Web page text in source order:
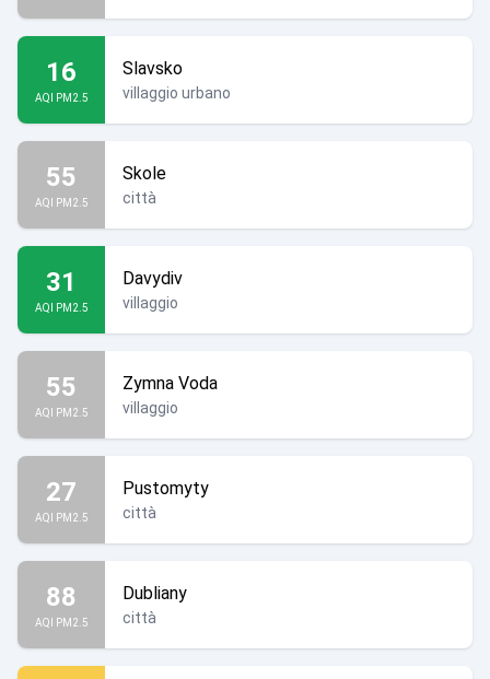
16
AQI PM2.5
Slavsko
villaggio urbano
55
AQI PM2.5
Skole
città
31
AQI PM2.5
Davydiv
villaggio
55
AQI PM2.5
Zymna Voda
villaggio
27
AQI PM2.5
Pustomyty
città
88
AQI PM2.5
Dubliany
città